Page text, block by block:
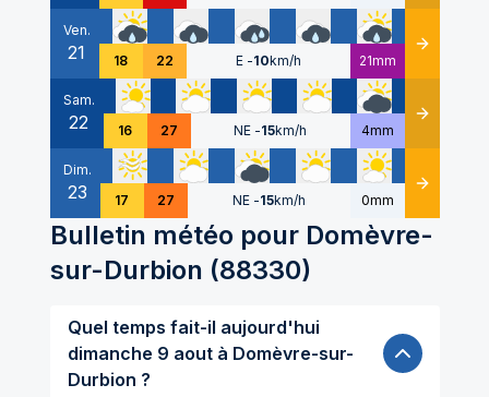
Ven.
21 18 22 E -10km/h 21mm Détails
Sam.
22 16 27 NE -15km/h 4mm Détails
Dim.
23 17 27 NE -15km/h 0mm Détails
Bulletin météo pour Domèvre-
sur-Durbion (88330)
Quel temps fait-il aujourd'hui
dimanche 9 aout à Domèvre-sur-
Durbion ?